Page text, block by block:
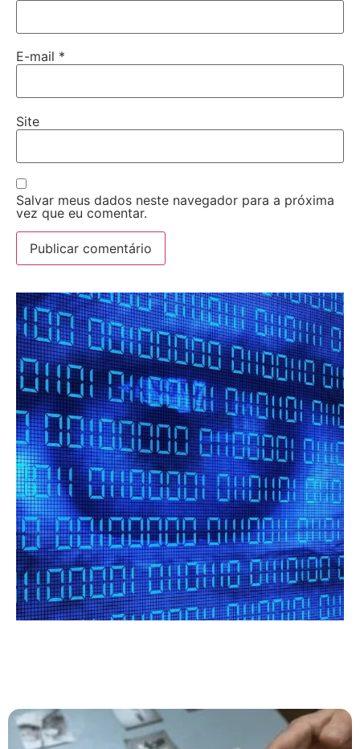
E-mail *
Site
Salvar meus dados neste navegador para a próxima
vez que eu comentar.